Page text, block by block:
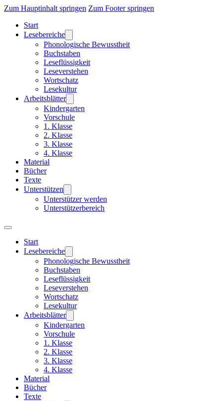
Zum Hauptinhalt springen Zum Footer springen
Start
Lesebereiche
Phonologische Bewusstheit
Buchstaben
Leseflüssigkeit
Leseverstehen
Wortschatz
Lesekultur
Arbeitsblätter
Kindergarten
Vorschule
1. Klasse
2. Klasse
3. Klasse
4. Klasse
Material
Bücher
Texte
Unterstützen
Unterstützer werden
Unterstützerbereich
Start
Lesebereiche
Phonologische Bewusstheit
Buchstaben
Leseflüssigkeit
Leseverstehen
Wortschatz
Lesekultur
Arbeitsblätter
Kindergarten
Vorschule
1. Klasse
2. Klasse
3. Klasse
4. Klasse
Material
Bücher
Texte